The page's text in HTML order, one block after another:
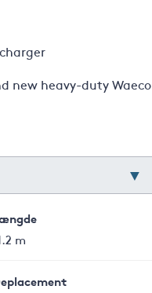
new heavy-duty Waeco
m